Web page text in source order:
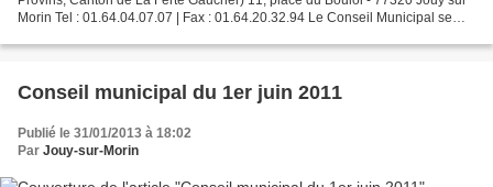
Morin Tel : 01.64.04.07.07 | Fax : 01.64.20.32.94 Le Conseil Municipal se
Conseil municipal du 1er juin 2011
Publié le 31/01/2013 à 18:02
Par Jouy-sur-Morin